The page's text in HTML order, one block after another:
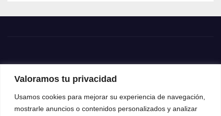
Valoramos tu privacidad
Usamos cookies para mejorar su experiencia de navegación,
mostrarle anuncios o contenidos personalizados y analizar